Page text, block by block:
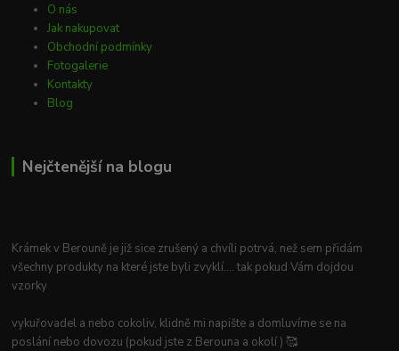
O nás
Jak nakupovat
Obchodní podmínky
Fotogalerie
Kontakty
Blog
Nejčtenější na blogu
Krámek v Berouně je již sice zrušený a chvíli potrvá, než sem přidám
všechny produkty na které jste byli zvyklí.... tak pokud Vám dojdou
vzorky
vykuřovadel a nebo cokoliv, klidně mi napište a domluvíme se na
poslání nebo dovozu (pokud jste z Berouna a okolí ) 🥰